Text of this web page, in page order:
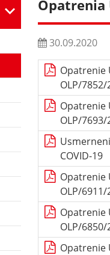
Opatrenia
30.09.2020
Opatrenie
OLP/7852/
Opatrenie
OLP/
COVID-19
Opatrenie
OLP/6911/
Opatrenie
OLP/6850/
Opatrenie